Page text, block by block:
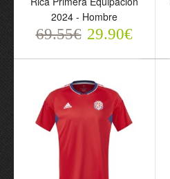
69.55€ 29.90€
2024 - Hombre
69.55€ 29.90€